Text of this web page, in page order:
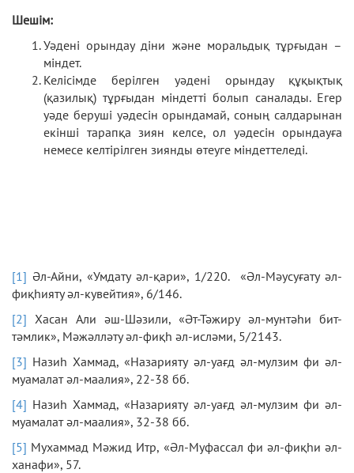
Шешім:
Уәдені орындау діни және моральдық тұрғыдан –
міндет.
Келісімде берілген уәдені орындау құқықтық
(қазилық) тұрғыдан міндетті болып саналады. Егер
уәде беруші уәдесін орындамай, соның салдарынан
екінші тарапқа зиян келсе, ол уәдесін орындауға
немесе келтірілген зиянды өтеуге міндеттеледі.
[1] Әл-Айни, «Умдату әл-қари», 1/220. «Әл-Мәусуғату әл-
фиқһияту әл-кувейтия», 6/146.
[2] Хасан Али әш-Шәзили, «Әт-Тәжиру әл-мунтәһи бит-
тәмлик», Мәжәлләту әл-фиқһ әл-исләми, 5/2143.
[3] Назиһ Хаммад, «Назарияту әл-уағд әл-мулзим фи әл-
муамалат әл-маалия», 22-38 бб.
[4] Назиһ Хаммад, «Назарияту әл-уағд әл-мулзим фи әл-
муамалат әл-маалия», 32-38 бб.
[5] Мухаммад Мәжид Итр, «Әл-Муфассал фи әл-фиқһи әл-
ханафи», 57.